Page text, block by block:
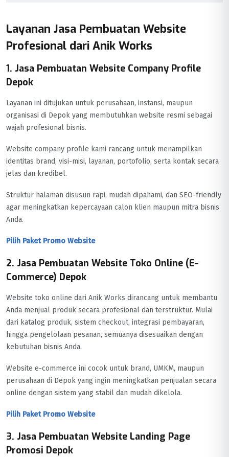
Layanan Jasa Pembuatan Website
Profesional dari Anik Works
1. Jasa Pembuatan Website Company Profile
Depok
Layanan ini ditujukan untuk perusahaan, instansi, maupun
organisasi di Depok yang membutuhkan website resmi sebagai
wajah profesional bisnis.
Website company profile kami rancang untuk menampilkan
identitas brand, visi-misi, layanan, portofolio, serta kontak secara
jelas dan kredibel.
Struktur halaman disusun rapi, mudah dipahami, dan SEO-friendly
agar meningkatkan kepercayaan calon klien maupun mitra bisnis
Anda.
Pilih Paket Promo Website
2. Jasa Pembuatan Website Toko Online (E-
Commerce) Depok
Website toko online dari Anik Works dirancang untuk membantu
Anda menjual produk secara profesional dan terstruktur. Mulai
dari katalog produk, sistem checkout, integrasi pembayaran,
hingga pengelolaan pesanan, semuanya disesuaikan dengan
kebutuhan bisnis Anda.
Website e-commerce ini cocok untuk brand, UMKM, maupun
perusahaan di Depok yang ingin meningkatkan penjualan secara
online dengan sistem yang stabil dan mudah dikelola.
Pilih Paket Promo Website
3. Jasa Pembuatan Website Landing Page
Promosi Depok